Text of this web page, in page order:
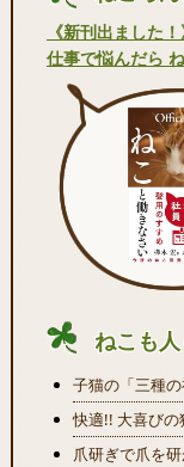
《新刊出ました！
仕事で悩んだら
ねこも
子猫の「三種の
快適!! 大喜び
爪研ぎで爪を